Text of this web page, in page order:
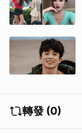
轉發 (0)